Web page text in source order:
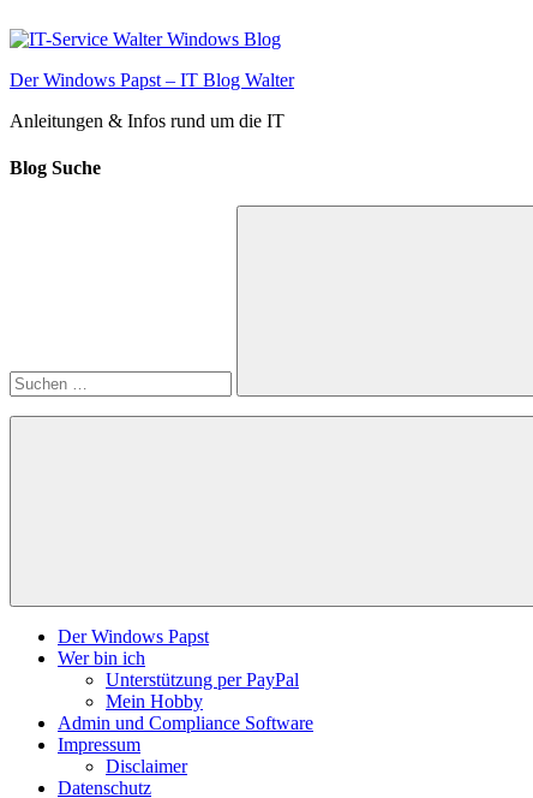
Inhalt
Der Windows Papst – IT Blog Walter
Anleitungen & Infos rund um die IT
Blog Suche
Suchen
Der Windows Papst
Wer bin ich
Unterstützung per PayPal
Mein Hobby
Admin und Compliance Software
Impressum
Disclaimer
Datenschutz